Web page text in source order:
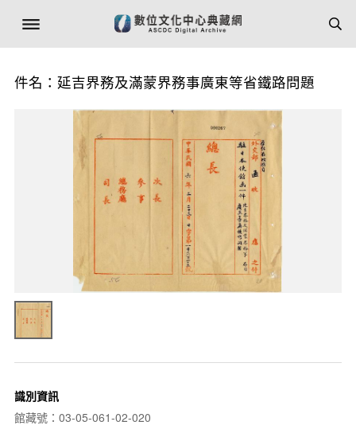
件名：延吉界務及滿蒙界務事廣東等省鐵路問題
識別資訊
館藏號：03-05-061-02-020